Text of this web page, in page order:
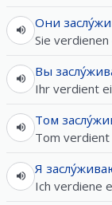
Они
Sie
Вы
Ihr verdient
Том
Tom
Я
Ich verdiene